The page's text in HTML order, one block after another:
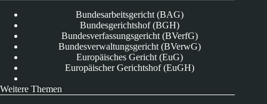
Bundesarbeitsgericht (BAG)
Bundesgerichtshof (BGH)
Bundesverfassungsgericht (BVerfG)
Bundesverwaltungsgericht (BVerwG)
Europäisches Gericht (EuG)
Europäischer Gerichtshof (EuGH)
Weitere Themen